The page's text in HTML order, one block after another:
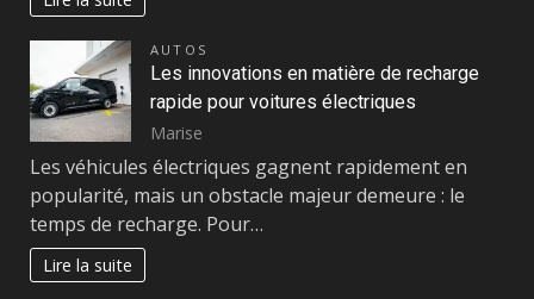
AUTOS
Les innovations en matière de recharge
rapide pour voitures électriques
Marise
Les véhicules électriques gagnent rapidement en
popularité, mais un obstacle majeur demeure : le
temps de recharge. Pour…
Lire la suite